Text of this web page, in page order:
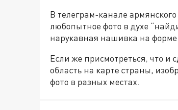
В телеграм-канале
любопытное фото в духе
нарукавная нашивка на форме
Если же присмотреться, что и
область на карте страны,
фото в разных местах.